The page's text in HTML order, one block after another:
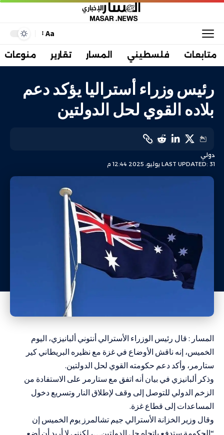
Aa
متابعات فلسطيني المسار تقارير منوعات
رئيس وزراء أستراليا يؤكد دعم
بلاده القوي لحل الدولتين
LAST UPDATED: 31 يوليو، 2025 12:44 م
دولي
المسار : قال رئيس الوزراء الأسترالي أنتوني ألبانيزي، اليوم
الخميس، إنه ناقش الأوضاع في غزة مع نظيره البريطاني كير
ستارمر، وأكد دعم حكومته القوي لحل الدولتين.
وذكر ألبانيزي في بيان أنه اتفق مع ستارمر على الاستفادة من
الزخم الدولي للتوصل إلى وقف لإطلاق النار وتسريع دخول
المساعدات إلى قطاع غزة.
وقال وزير الخزانة الأسترالي جيم تشالمرز يوم الخميس إن
“الحكومة ستدفع باتجاه حل الدولتين…، لكنني لا أريد أن أضع